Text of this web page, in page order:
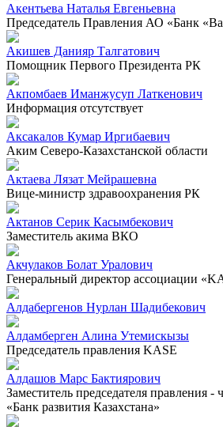
Акентьева Наталья Евгеньевна
Председатель Правления АО «Банк
Акишев Данияр Талгатович
Помощник Первого Президента РК
Акпомбаев Иманжусуп Латкенович
Информация отсутствует
Аксакалов Кумар Иргибаевич
Аким Северо-Казахстанской области
Актаева Лязат Мейрашевна
Вице-министр здравоохранения РК
Актанов Серик Касымбекович
Заместитель акима ВКО
Акчулаков Болат Уралович
Генеральный директор ассоциации
Алдабергенов Нурлан Шадибекович
Алдамберген Алина Утемискызы
Председатель правления KASE
Алдашов Марс Бактиярович
Заместитель председателя правления
«Банк развития Казахстана»